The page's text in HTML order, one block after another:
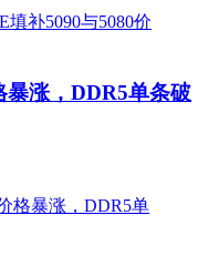
暴涨，DDR5单条破